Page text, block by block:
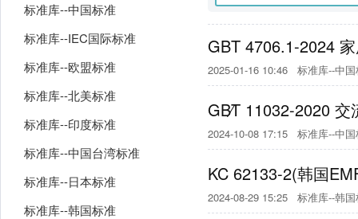
标准库--中国标准
标准库--IEC国际标准
标准库--欧盟标准
标准库--北美标准
标准库--印度标准
标准库--中国台湾标准
标准库--日本标准
标准库--韩国标准
GBT 4706.1-2024
2025-01-16 10:46 标准库--中
GB∕T 11032-2020
2024-10-08 17:15 标准库--中
KC 62133-2(韩国
2024-08-29 15:25 标准库--韩